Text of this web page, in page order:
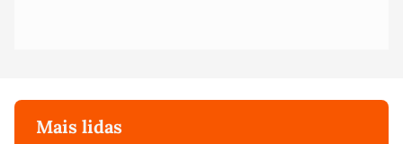
Mais lidas